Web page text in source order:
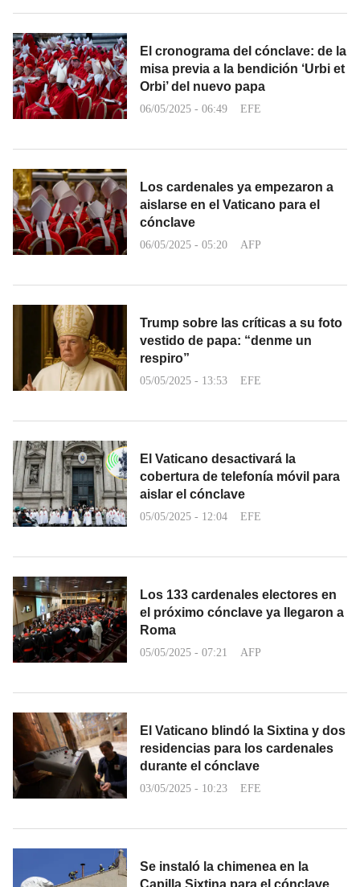
El cronograma del cónclave: de la
misa previa a la bendición ‘Urbi et
Orbi’ del nuevo papa
06/05/2025 - 06:49 EFE
Los cardenales ya empezaron a
aislarse en el Vaticano para el
cónclave
06/05/2025 - 05:20 AFP
Trump sobre las críticas a su foto
vestido de papa: “denme un
respiro”
05/05/2025 - 13:53 EFE
El Vaticano desactivará la
cobertura de telefonía móvil para
aislar el cónclave
05/05/2025 - 12:04 EFE
Los 133 cardenales electores en
el próximo cónclave ya llegaron a
Roma
05/05/2025 - 07:21 AFP
El Vaticano blindó la Sixtina y dos
residencias para los cardenales
durante el cónclave
03/05/2025 - 10:23 EFE
Se instaló la chimenea en la